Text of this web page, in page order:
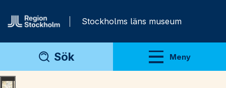
Stockholms läns museum
Sök Meny
Visa meny